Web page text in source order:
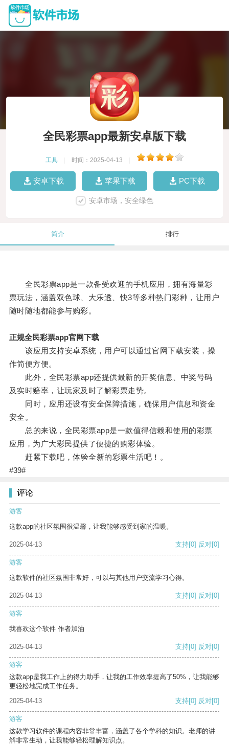
全民彩票app最新安卓版下载
工具 时间：2025-04-13
安卓下载 苹果下载 PC下载
安卓市场，安全绿色
简介 排行
全民彩票app是一款备受欢迎的手机应用，拥有海量彩
票玩法，涵盖双色球、大乐透、快3等多种热门彩种，让用户
随时随地都能参与购彩。
正规全民彩票app官网下载
该应用支持安卓系统，用户可以通过官网下载安装，操
作简便方便。
此外，全民彩票app还提供最新的开奖信息、中奖号码
及实时赔率，让玩家及时了解彩票走势。
同时，应用还设有安全保障措施，确保用户信息和资金
安全。
总的来说，全民彩票app是一款值得信赖和使用的彩票
应用，为广大彩民提供了便捷的购彩体验。
赶紧下载吧，体验全新的彩票生活吧！。
#39#
评论
游客
这款app的社区氛围很温馨，让我能够感受到家的温暖。
2025-04-13 支持[0] 反对[0]
游客
这款软件的社区氛围非常好，可以与其他用户交流学习心得。
2025-04-13 支持[0] 反对[0]
游客
我喜欢这个软件 作者加油
2025-04-13 支持[0] 反对[0]
游客
这款app是我工作上的得力助手，让我的工作效率提高了50%，让我能够
更轻松地完成工作任务。
2025-04-13
支持[0] 反对[0]
游客
这款学习软件的课程内容非常丰富，涵盖了各个学科的知识。老师的讲
解非常生动，让我能够轻松理解知识点。